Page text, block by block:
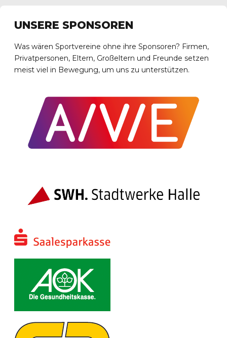
UNSERE SPONSOREN
Was wären Sportvereine ohne ihre Sponsoren? Firmen,
Privatpersonen, Eltern, Großeltern und Freunde setzen
meist viel in Bewegung, um uns zu unterstützen.